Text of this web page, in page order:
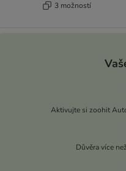
3 možností
Aktivujte si zoohit
Důvěra více